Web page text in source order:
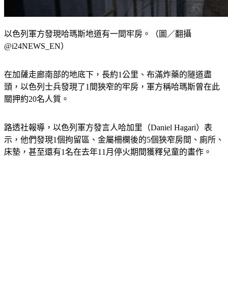
以色列軍方發現哈瑪斯地道有一間牢房。（圖／翻攝
@i24NEWS_EN）
在加薩走廊南部的地底下，長約1公里、布滿炸藥的隧道盡
頭，以色列士兵發現了1間狹窄的牢房，軍方稱哈瑪斯曾在此
關押約20名人質。
路透社報導，以色列軍方發言人哈加里（Daniel Hagari）表
示，他們發現1個拘留區、金屬柵欄後的5個狹窄房間、廁所、
床墊，甚至還有1名在去年11月停火期間獲釋兒童的畫作。